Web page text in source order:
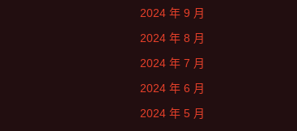
2024 年 9 月
2024 年 8 月
2024 年 7 月
2024 年 6 月
2024 年 5 月